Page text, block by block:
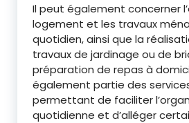
Il peut également concerner
logement et les travaux
quotidien, ainsi que la
travaux de jardinage ou de
préparation de repas à
également partie des
permettant de faciliter
quotidienne et d’alléger